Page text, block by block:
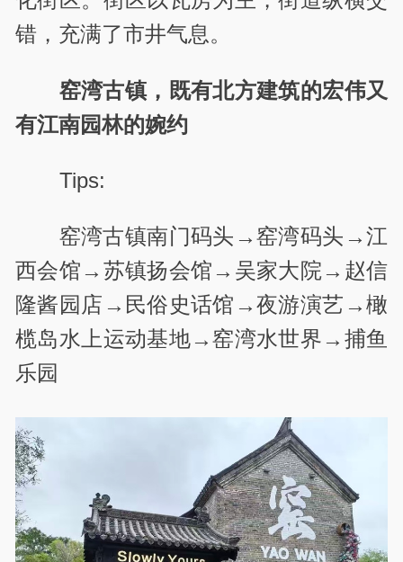
错，充满了市井气息。
窑湾古镇，既有北方建筑的宏伟又
有江南园林的婉约
Tips:
窑湾古镇南门码头→窑湾码头→江
西会馆→苏镇扬会馆→吴家大院→赵信
隆酱园店→民俗史话馆→夜游演艺→橄
榄岛水上运动基地→窑湾水世界→捕鱼
乐园